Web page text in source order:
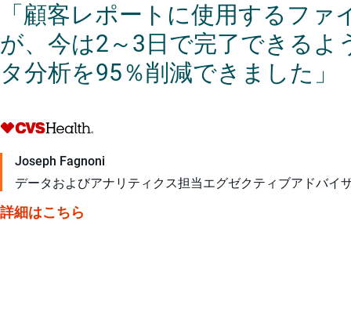
「顧客レポートに使用するフ
が、今は2～3日で完了できる
タ分析を95％削減できました」
Joseph Fagnoni
データおよびアナリティクス担当エグゼクティブアドバイ
詳細はこちら